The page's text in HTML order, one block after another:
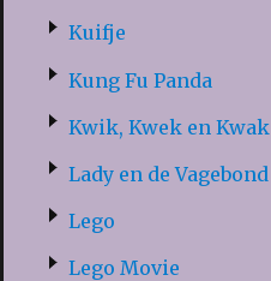
Kuifje
Kung Fu Panda
Kwik, Kwek en Kwak
Lady en de Vagebond
Lego
Lego Movie